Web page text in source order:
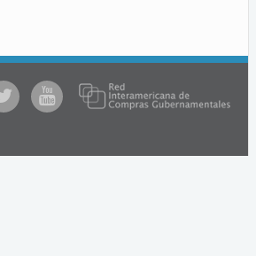
@comprasgubuy
ACCE
Youtube